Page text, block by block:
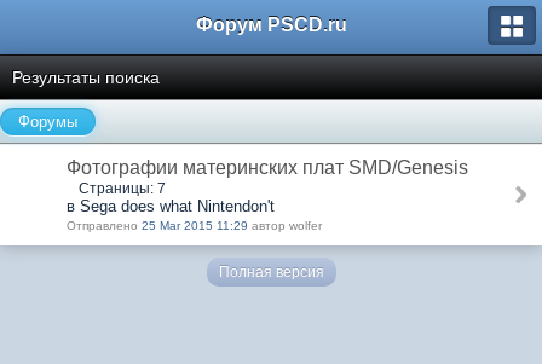
Форум PSCD.ru
Результаты поиска
Форумы
Фотографии материнских плат SMD/Genesis
Страницы: 7
в Sega does what Nintendon't
Отправлено 25 Mar 2015 11:29 автор wolfer
Полная версия